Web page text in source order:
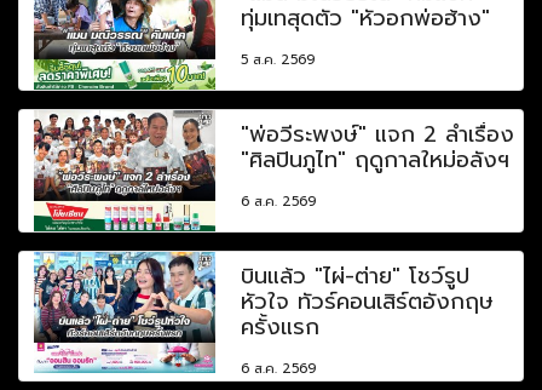
ทุ่มเทสุดตัว "หัวอกพ่อฮ้าง"
5 ส.ค. 2569
"พ่อวีระพงษ์" แจก 2 ลำเรื่อง
"ศิลปินภูไท" ฤดูกาลใหม่อลังฯ
6 ส.ค. 2569
บินแล้ว "ไผ่-ต่าย" โชว์รูป
หัวใจ ทัวร์คอนเสิร์ตอังกฤษ
ครั้งแรก
6 ส.ค. 2569